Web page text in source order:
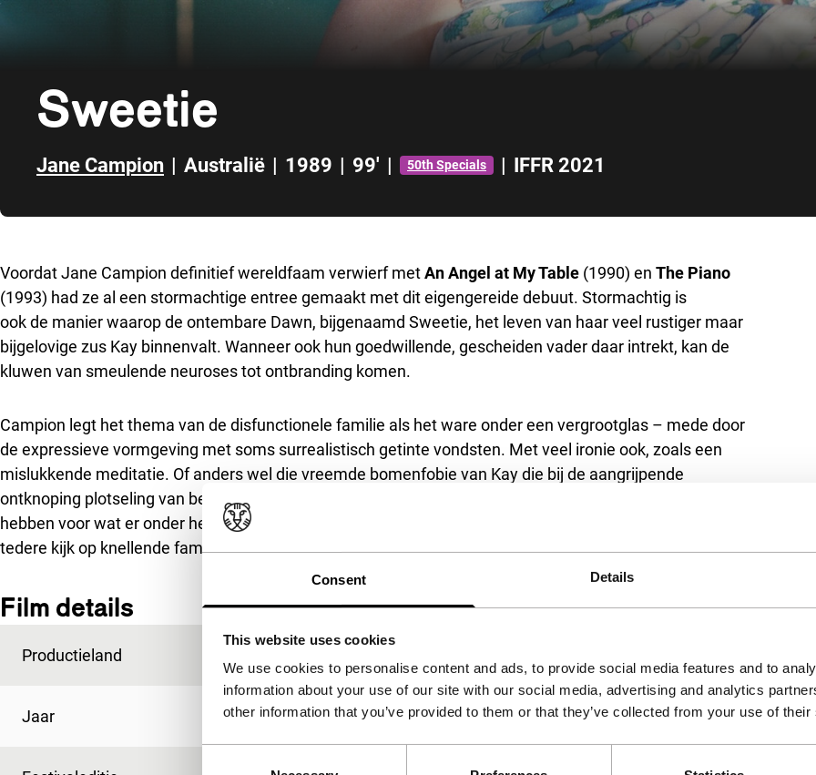
Consent Details
This website uses cookies
We use cookies to personalise content and ads, to provide social media features and to
information about your use of our site with our social media, advertising and analytics
other information that you’ve provided to them or that they’ve collected from your use of
Sweetie
Jane Campion | Australië | 1989 | 99' | 50th Specials | IFFR 2021
Voordat Jane Campion definitief wereldfaam verwierf metAn Angel at My Table (1990) en The Piano
(1993) had ze al een stormachtige entree gemaakt met dit eigengereide debuut. Stormachtig is
ook de manier waarop de ontembare Dawn, bijgenaamd Sweetie, het leven van haar veel rustiger maar
bijgelovige zus Kay binnenvalt. Wanneer ook hun goedwillende, gescheiden vader daar intrekt, kan de
kluwen van smeulende neuroses tot ontbranding komen.
Campion legt het thema van de disfunctionele familie als het ware onder een vergrootglas – mede door
de expressieve vormgeving met soms surrealistisch getinte vondsten. Met veel ironie ook, zoals een
mislukkende meditatie. Of anders wel die vreemde bomenfobie van Kay die bij de aangrijpende
ontknoping plotseling van belang is. Hoe uitdagend ook, juist daarmee toont Campion een goed oog te
hebben voor wat er onder het ogenschijnlijk normale leven sluimert. Een wrang-komische en tegelijk
tedere kijk op knellende familiebanden, liefde en andere onhandigheden.
Film details
Productieland
Jaar 1989